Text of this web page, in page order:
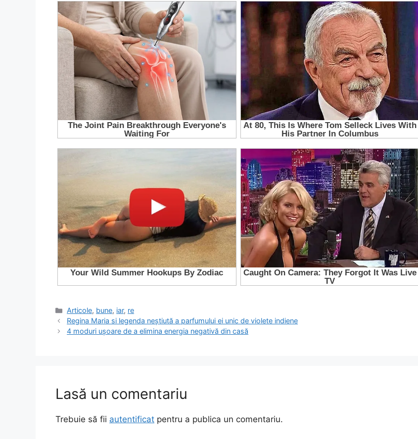
Categorii
Articole, bune, iar, re
Regina Maria si legenda neștiută a parfumului ei unic de violete indiene
4 moduri ușoare de a elimina energia negativă din casă
Lasă un comentariu
Trebuie să fii autentificat pentru a publica un comentariu.